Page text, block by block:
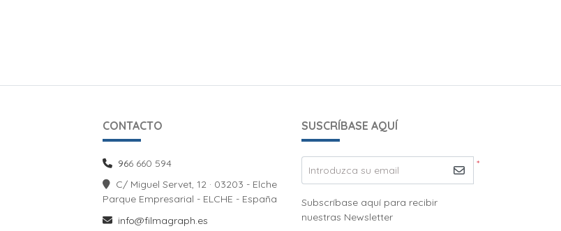
CONTACTO
966 660 594
C/ Miguel Servet, 12 · 03203 - Elche
Parque Empresarial - ELCHE - España
info@filmagraph.es
SUSCRÍBASE AQUÍ
*
Introduzca su email
Subscríbase aquí para recibir
nuestras Newsletter